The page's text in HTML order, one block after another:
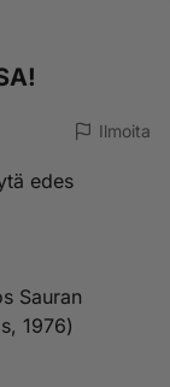
Ilmoita
edes
Sauran
1976)